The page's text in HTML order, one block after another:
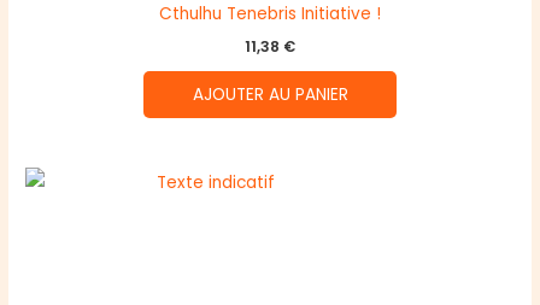
Cthulhu Tenebris Initiative !
11,38 €
AJOUTER AU PANIER